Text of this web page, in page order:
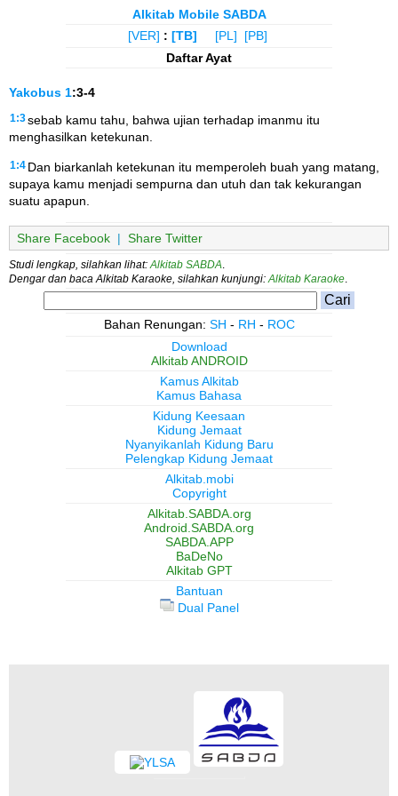
Alkitab Mobile SABDA
[VER] : [TB] [PL]
[PB]
Daftar Ayat
Yakobus 1:3-4
1:3sebab kamu tahu, bahwa ujian terhadap imanmu itu
menghasilkan ketekunan.
1:4 Dan biarkanlah ketekunan itu memperoleh buah yang matang,
supaya kamu menjadi sempurna dan utuh dan tak kekurangan
suatu apapun.
Share Facebook | Share Twitter
Studi lengkap, silahkan lihat: Alkitab SABDA
Dengar dan baca Alkitab Karaoke, silahkan kunjungi: Alkitab Karaoke
Bahan Renungan: SH - RH - ROC
Download
Alkitab ANDROID
Kamus Alkitab
Kamus Bahasa
Kidung Keesaan
Kidung Jemaat
Nyanyikanlah Kidung Baru
Pelengkap Kidung Jemaat
Alkitab.mobi
Copyright
Alkitab.SABDA.org
Android.SABDA.org
SABDA.APP
BaDeNo
Alkitab GPT
Bantuan
Dual Panel